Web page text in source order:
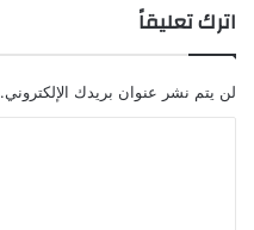
اترك تعليقاً
لن يتم نشر عنوان بريدك الإلكتروني.